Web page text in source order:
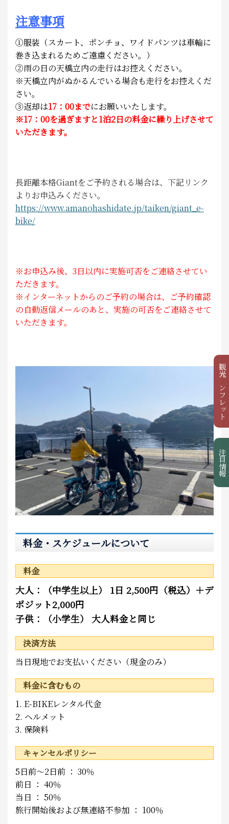
観光パンフレット
注目情報
注意事項
①服装（スカート、ポンチョ、ワイドパンツは車輪に
巻き込まれるためご遠慮ください。）
②雨の日の天橋立内の走行はお控えください。
※天橋立内がぬかるんでいる場合も走行をお控えくだ
さい。
③返却は17：00までにお願いいたします。
※17：00を過ぎますと1泊2日の料金に繰り上げさせて
いただきます。
長距離本格Giantをご予約される場合は、下記リンク
よりお申込みください。
https://www.amanohashidate.jp/taiken/giant_e-
bike/
※お申込み後、3日以内に実施可否をご連絡させてい
ただきます。
※インターネットからのご予約の場合は、ご予約確認
の自動返信メールのあと、実施の可否をご連絡させて
いただきます。
料金・スケジュールについて
料金
大人：（中学生以上） 1日 2,500円（税込）＋デ
ポジット2,000円
子供：（小学生） 大人料金と同じ
決済方法
当日現地でお支払いください（現金のみ）
料金に含むもの
1. E-BIKEレンタル代金
2. ヘルメット
3. 保険料
キャンセルポリシー
5日前～2日前 ： 30％
前日 ： 40％
当日 ： 50％
旅行開始後および無連絡不参加 ： 100％